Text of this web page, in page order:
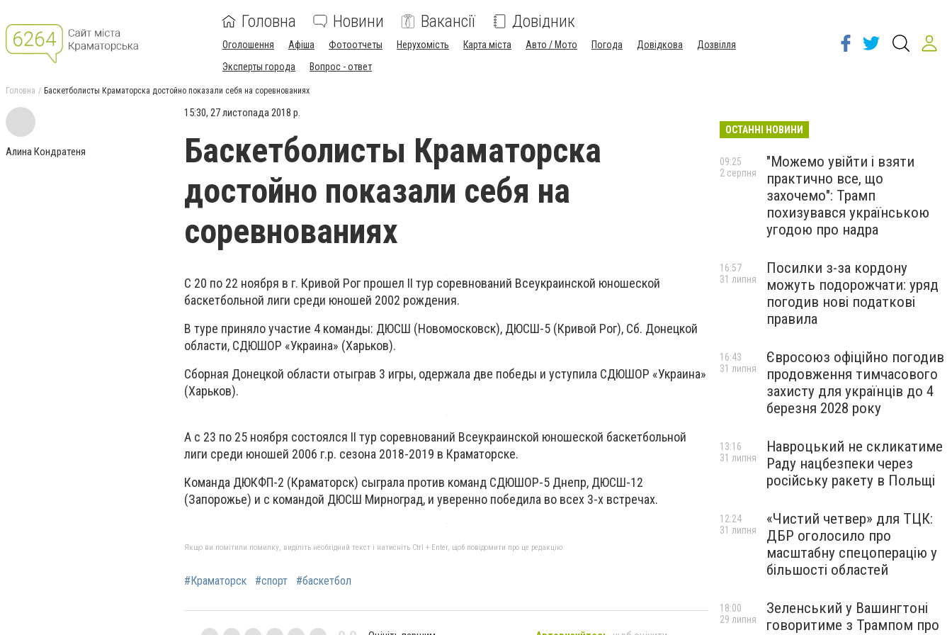
Головна Новини Вакансії Довідник
Оголошення Афіша Фотоотчеты Нерухомість Карта міста Авто / Мото Погода Довідкова
Дозвілля
Эксперты города
Вопрос - ответ
Головна Баскетболисты Краматорска достойно показали себя на соревнованиях
Алина Кондратеня
15:30, 27 листопада 2018 р.
Баскетболисты Краматорска
достойно показали себя на
соревнованиях
С 20 по 22 ноября в г. Кривой Рог прошел II тур соревнований Всеукраинской юношеской
баскетбольной лиги среди юношей 2002 рождения.
В туре приняло участие 4 команды: ДЮСШ (Новомосковск), ДЮСШ-5 (Кривой Рог), Сб. Донецкой
области, СДЮШОР «Украина» (Харьков).
Сборная Донецкой области отыграв 3 игры, одержала две победы и уступила СДЮШОР «Украина»
(Харьков).
А с 23 по 25 ноября состоялся II тур соревнований Всеукраинской юношеской баскетбольной
лиги среди юношей 2006 г.р. сезона 2018-2019 в Краматорске.
Команда ДЮКФП-2 (Краматорск) сыграла против команд СДЮШОР-5 Днепр, ДЮСШ-12
(Запорожье) и с командой ДЮСШ Мирноград, и уверенно победила во всех 3-х встречах.
Якщо ви помітили помилку, виділіть необхідний текст і натисніть Ctrl + Enter, щоб повідомити про це редакцію
#Краматорск #спорт #баскетбол
ОСТАННІ НОВИНИ
"Можемо увійти і взяти
практично все, що
захочемо": Трамп
похизувався українською
угодою про надра
09:25
2 серпня
Посилки з-за кордону
можуть подорожчати: уряд
погодив нові податкові
правила
16:57
31 липня
Євросоюз офіційно погодив
продовження тимчасового
захисту для українців до 4
березня 2028 року
16:43
31 липня
Навроцький не скликатиме
Раду нацбезпеки через
російську ракету в Польщі
13:16
31 липня
«Чистий четвер» для ТЦК:
ДБР оголосило про
масштабну спецоперацію у
більшості областей
12:24
31 липня
Зеленський у Вашингтоні
говоритиме з Трампом про
18:00
29 липня